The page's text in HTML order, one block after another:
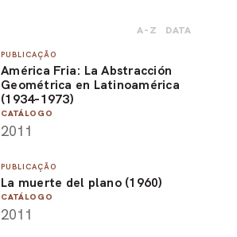
A-Z DATA
PUBLICAÇÃO
América Fria: La Abstracción
Geométrica en Latinoamérica
(1934-1973)
CATÁLOGO
2011
PUBLICAÇÃO
La muerte del plano (1960)
CATÁLOGO
2011